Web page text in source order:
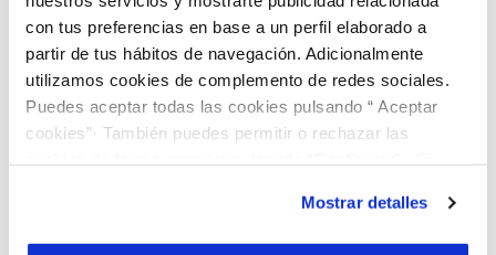
con tus preferencias en base a un perfil elaborado a
partir de tus hábitos de navegación. Adicionalmente
utilizamos cookies de complemento de redes sociales.
Puedes aceptar todas las cookies pulsando “ Aceptar
cookies”· También puedes permitir o rechazar las
instalación de todas las cookies salvo las necesarias que
son indispensables para que el sitio web funcione y que
Mostrar detalles
Descubre más…